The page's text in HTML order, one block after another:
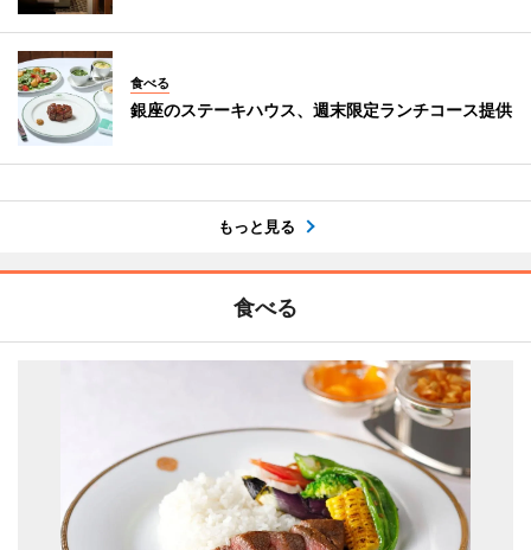
食べる
銀座のステーキハウス、週末限定ランチコース提供
もっと見る
食べる